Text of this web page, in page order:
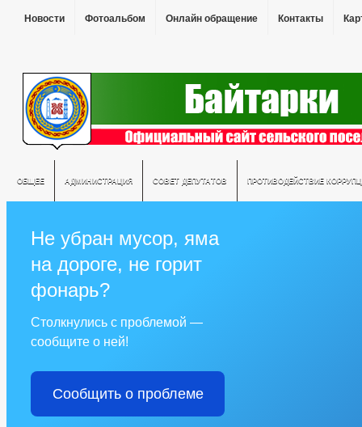
Новости Фотоальбом Онлайн обращение Контакты
ОБЩЕЕ АДМИНИСТРАЦИЯ СОВЕТ ДЕПУТАТОВ ПРОТИВОДЕЙСТВИЕ
Не убран мусор, яма
на дороге, не горит
фонарь?
Столкнулись с проблемой —
сообщите о ней!
Сообщить о проблеме